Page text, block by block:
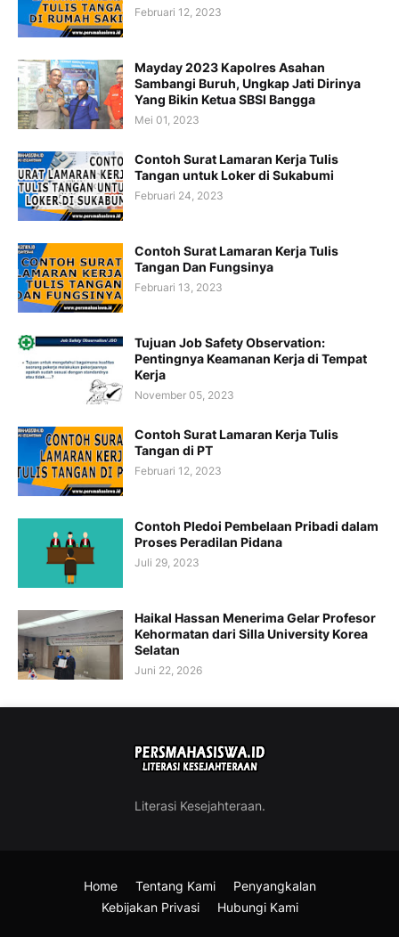
Februari 12, 2023
Mayday 2023 Kapolres Asahan
Sambangi Buruh, Ungkap Jati Dirinya
Yang Bikin Ketua SBSI Bangga
Mei 01, 2023
Contoh Surat Lamaran Kerja Tulis
Tangan untuk Loker di Sukabumi
Februari 24, 2023
Contoh Surat Lamaran Kerja Tulis
Tangan Dan Fungsinya
Februari 13, 2023
Tujuan Job Safety Observation:
Pentingnya Keamanan Kerja di Tempat
Kerja
November 05, 2023
Contoh Surat Lamaran Kerja Tulis
Tangan di PT
Februari 12, 2023
Contoh Pledoi Pembelaan Pribadi dalam
Proses Peradilan Pidana
Juli 29, 2023
Haikal Hassan Menerima Gelar Profesor
Kehormatan dari Silla University Korea
Selatan
Juni 22, 2026
Literasi Kesejahteraan.
Home Tentang Kami
Penyangkalan
Kebijakan Privasi
Hubungi Kami